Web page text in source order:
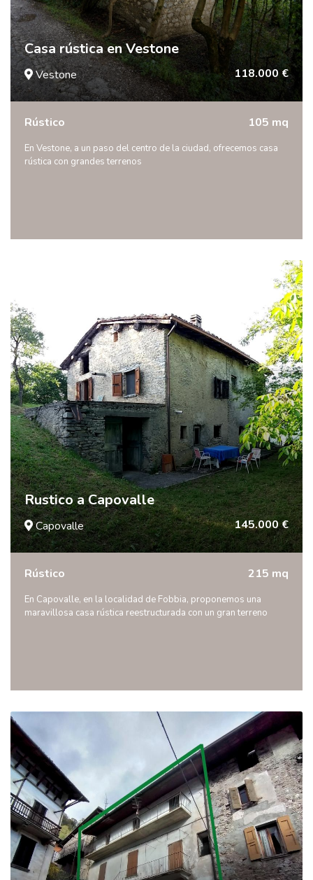
Casa rústica en Vestone
Vestone 118.000 €
Rústico 105 mq
En Vestone, a un paso del centro de la ciudad, ofrecemos casa
rústica con grandes terrenos
Rustico a Capovalle
Capovalle 145.000 €
Rústico 215 mq
En Capovalle, en la localidad de Fobbia, proponemos una
maravillosa casa rústica reestructurada con un gran terreno